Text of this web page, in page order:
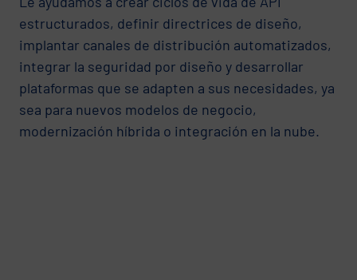
estructurados, definir directrices de diseño,
implantar canales de distribución automatizados,
integrar la seguridad por diseño y desarrollar
plataformas que se adapten a sus necesidades, ya
sea para nuevos modelos de negocio,
modernización híbrida o integración en la nube.